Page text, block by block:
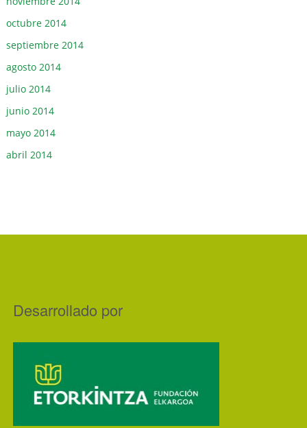
octubre 2014
septiembre 2014
agosto 2014
julio 2014
junio 2014
mayo 2014
abril 2014
Desarrollado por